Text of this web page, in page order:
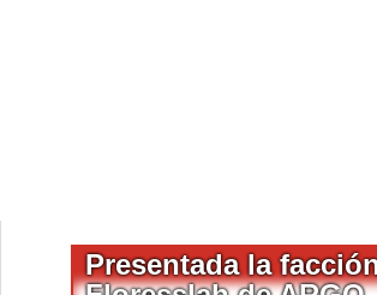
Presentada la